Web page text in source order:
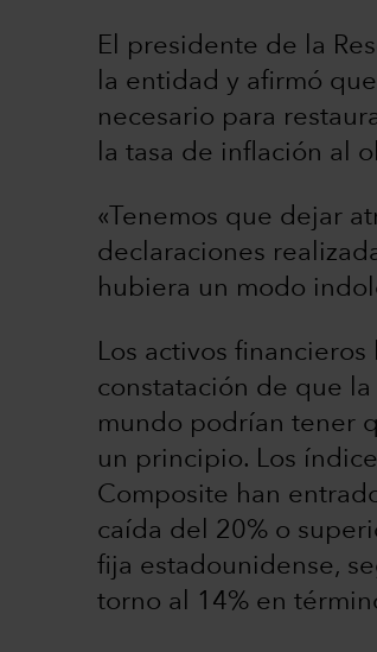
El presidente de la
la entidad y afirmó
necesario para
la tasa de inflación al
«Tenemos que dejar
declaraciones
hubiera un modo
Los activos
constatación de que la
mundo podrían tener
un principio. Los
Composite han
caída del 20% o
fija estadounidense,
torno al 14% en